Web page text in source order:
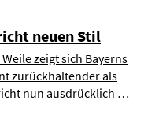
neuen Stil
zeigt sich Bayerns
zurückhaltender als
nun ausdrücklich …